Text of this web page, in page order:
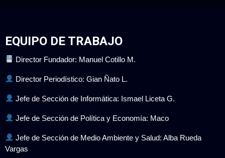
EQUIPO DE TRABAJO
Director Fundador: Manuel Cotillo M.
Director Periodístico: Gian Ñato L.
Jefe de Sección de Informática: Ismael Liceta G.
Jefe de Sección de Política y Economía: Maco
Jefe de Sección de Medio Ambiente y Salud: Alba Rueda
Vargas